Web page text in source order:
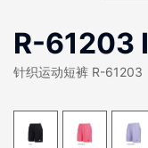
R-61203 I
针织运动短裤 R-61203